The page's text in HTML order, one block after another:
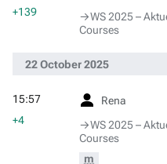
→‎WS 2025 –
Courses
+139
22 October 2025
Rena
→‎WS 2025 –
Courses
m
15:57
+4